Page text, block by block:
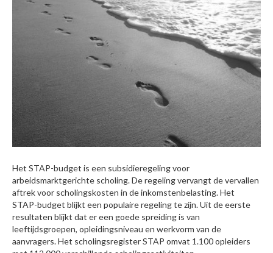
Het STAP-budget is een subsidieregeling voor
arbeidsmarktgerichte scholing. De regeling vervangt de vervallen
aftrek voor scholingskosten in de inkomstenbelasting. Het
STAP-budget blijkt een populaire regeling te zijn. Uit de eerste
resultaten blijkt dat er een goede spreiding is van
leeftijdsgroepen, opleidingsniveau en werkvorm van de
aanvragers. Het scholingsregister STAP omvat 1.100 opleiders